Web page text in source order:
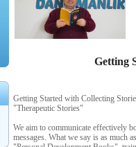
Getting
Getting Started with Collecting
"Therapeutic Stories"
We aim to communicate effectively
messages. What we say is as much